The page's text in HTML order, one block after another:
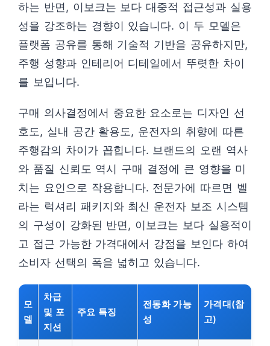
하는 반면, 이보크는 보다 대중적 접근성과 실용
성을 강조하는 경향이 있습니다. 이 두 모델은
플랫폼 공유를 통해 기술적 기반을 공유하지만,
주행 성향과 인테리어 디테일에서 뚜렷한 차이
를 보입니다.
구매 의사결정에서 중요한 요소로는 디자인 선
호도, 실내 공간 활용도, 운전자의 취향에 따른
주행감의 차이가 꼽힙니다. 브랜드의 오랜 역사
와 품질 신뢰도 역시 구매 결정에 큰 영향을 미
치는 요인으로 작용합니다. 전문가에 따르면 벨
라는 럭셔리 패키지와 최신 운전자 보조 시스템
의 구성이 강화된 반면, 이보크는 보다 실용적이
고 접근 가능한 가격대에서 강점을 보인다 하여
소비자 선택의 폭을 넓히고 있습니다.
모
델
차급
및 포
지션
주요 특징
전동화 가능
성
가격대(참
고)